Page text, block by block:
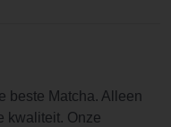
beste Matcha. Alleen
kwaliteit. Onze